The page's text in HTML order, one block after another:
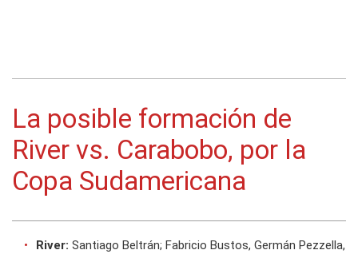
La posible formación de
River vs. Carabobo, por la
Copa Sudamericana
River: Santiago Beltrán; Fabricio Bustos, Germán Pezzella,